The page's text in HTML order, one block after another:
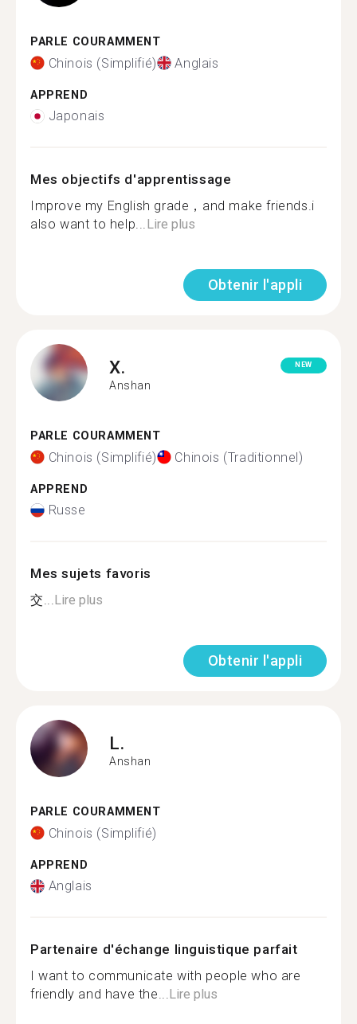
PARLE COURAMMENT
Chinois (Simplifié) Anglais
APPREND
Japonais
Mes objectifs d'apprentissage
Improve my English grade，and make friends.i
also want to help...Lire plus
Obtenir l'appli
X.
Anshan
NEW
PARLE COURAMMENT
Chinois (Simplifié) Chinois (Traditionnel)
APPREND
Russe
Mes sujets favoris
交...Lire plus
Obtenir l'appli
L.
Anshan
PARLE COURAMMENT
Chinois (Simplifié)
APPREND
Anglais
Partenaire d'échange linguistique parfait
I want to communicate with people who are
friendly and have the...Lire plus